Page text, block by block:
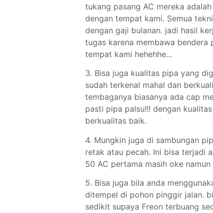
tukang pasang AC mereka
dengan tempat kami. Semua
dengan gaji bulanan. jadi hasil
tugas karena membawa bendera
tempat kami hehehhe…
3. Bisa juga kualitas pipa yang
sudah terkenal mahal dan
tembaganya biasanya ada cap
pasti pipa palsu!!! dengan
berkualitas baik.
4. Mungkin juga di sambungan
retak atau pecah. Ini bisa terjadi
50 AC pertama masih oke
5. Bisa juga bila anda
ditempel di pohon pinggir jalan.
sedikit supaya Freon terbuang